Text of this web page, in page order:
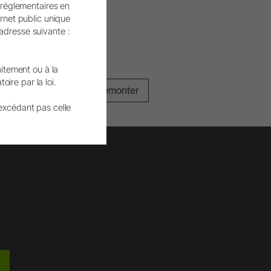
l’intelligence artificielle.
Remonter
en
public unique
suivante :
ou à la
par la loi.
pas celle